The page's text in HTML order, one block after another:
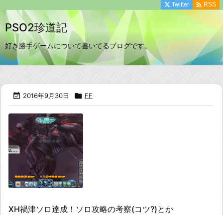
PSO2珍道記
好き勝手ゲームについて書いてるブログです。
Twitter  RSS
 2016年9月30日  FF
XH禍津ソロ達成！ソロ攻略の考察(コツ?)とか